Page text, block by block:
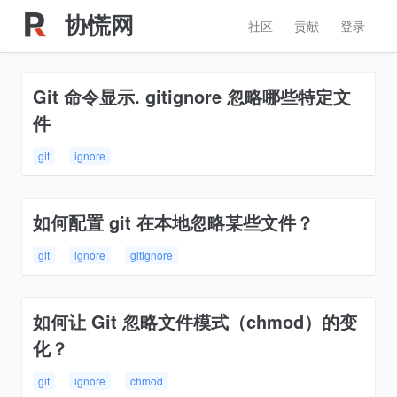
协慌网 登录
贡献
社区
Git 命令显示. gitignore 忽略哪些特定文
件
git ignore
如何配置 git 在本地忽略某些文件？
git ignore gitignore
如何让 Git 忽略文件模式（chmod）的变
化？
git ignore chmod